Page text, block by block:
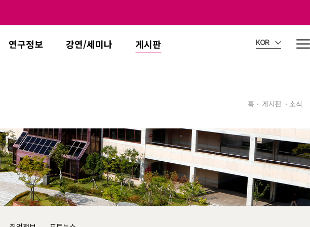
연구정보 강연/세미나 게시판 KOR
홈 게시판 소식